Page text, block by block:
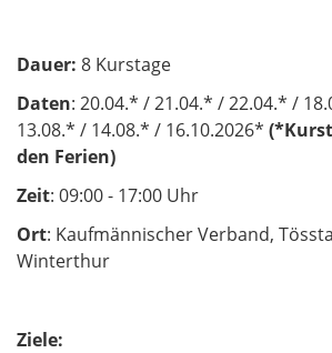
Dauer: 8 Kurstage
Daten: 20.04.* / 21.04.* / 22.04.* /
13.08.* / 14.08.* / 16.10.2026*
den Ferien)
Zeit: 09:00 - 17:00 Uhr
Ort: Kaufmännischer Verband,
Winterthur
Ziele: